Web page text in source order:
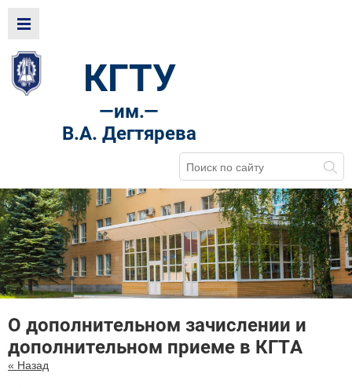
КГТУ
—им.—
В.А. Дегтярева
О дополнительном зачислении и
дополнительном приеме в КГТА
« Назад